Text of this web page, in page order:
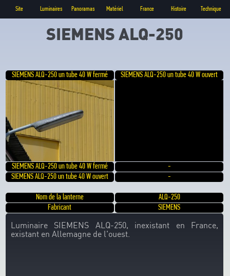
Site Luminaires Panoramas Matériel France Histoire Technique
SIEMENS ALQ-250
SIEMENS ALQ-250 un tube 40 W fermé SIEMENS ALQ-250 un tube 40 W ouvert
SIEMENS ALQ-250 un tube 40 W fermé
-
SIEMENS ALQ-250 un tube 40 W ouvert
-
Nom de la lanterne
ALQ-250
Fabricant
SIEMENS
Luminaire SIEMENS ALQ-250, inexistant en France,
existant en Allemagne de l'ouest.